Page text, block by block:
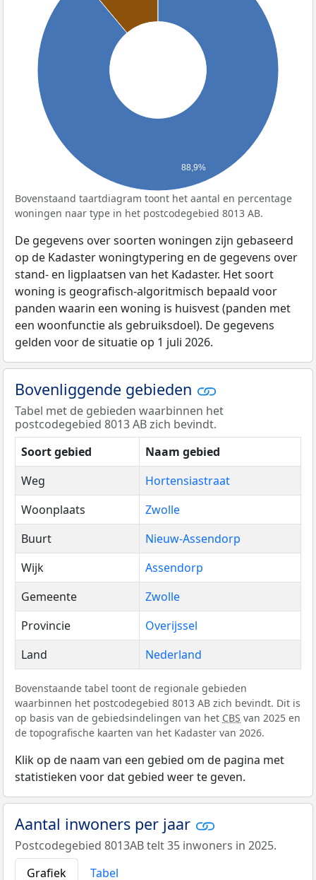
88,9%
Bovenstaand taartdiagram toont het aantal en percentage
woningen naar type in het postcodegebied 8013 AB.
De gegevens over soorten woningen zijn gebaseerd
op de Kadaster woningtypering en de gegevens over
stand- en ligplaatsen van het Kadaster. Het soort
woning is geografisch-algoritmisch bepaald voor
panden waarin een woning is huisvest (panden met
een woonfunctie als gebruiksdoel). De gegevens
gelden voor de situatie op 1 juli 2026.
Bovenliggende gebieden
Tabel met de gebieden waarbinnen het
postcodegebied 8013 AB zich bevindt.
Soort gebied
Naam gebied
Weg
Hortensiastraat
Woonplaats
Zwolle
Buurt
Nieuw-Assendorp
Wijk
Assendorp
Gemeente
Zwolle
Provincie
Overijssel
Land
Nederland
Bovenstaande tabel toont de regionale gebieden
waarbinnen het postcodegebied 8013 AB zich bevindt. Dit is
op basis van de gebiedsindelingen van het CBS van 2025 en
de topografische kaarten van het Kadaster van 2026.
Klik op de naam van een gebied om de pagina met
statistieken voor dat gebied weer te geven.
Aantal inwoners per jaar
Postcodegebied 8013AB telt 35 inwoners in 2025.
Grafiek
Tabel